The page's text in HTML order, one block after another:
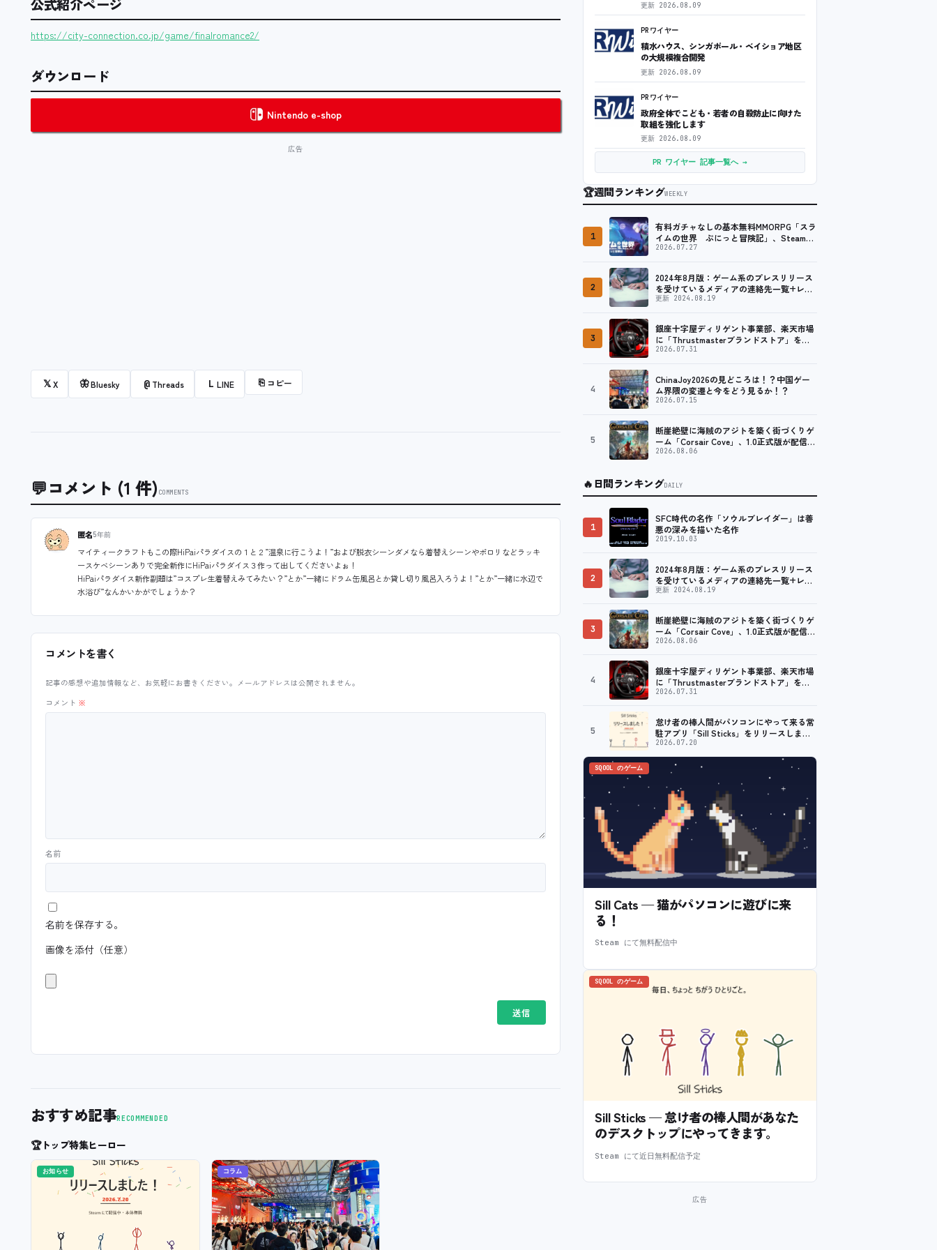
公式紹介ページ
https://city-connection.co.jp/game/finalromance2/
ダウンロード
Nintendo e-shop
𝕏X 🦋Bluesky @ Threads L LINE ⎘ コピー
💬コメント (1 件) COMMENTS
匿名5年前
マイティークラフトもこの際HiPaiパラダイスの１と２”温泉に行こうよ！”および脱衣シーンダメなら着替えシーンやポロリなどラッキ
ースケベシーンありで完全新作にHiPaiパラダイス３作って出してくださいよぉ！
HiPaiパラダイス新作副題は”コスプレ生着替えみてみたい？”とか”一緒にドラム缶風呂とか貸し切り風呂入ろうよ！”とか”一緒に水辺で
水浴び”なんかいかがでしょうか？
コメントを書く
記事の感想や追加情報など、お気軽にお書きください。メールアドレスは公開されません。
コメント ※
名前
名前を保存する。
画像を添付（任意）
おすすめ記事RECOMMENDED
🏆トップ特集ヒーロー
お知らせ コラム
更新 2026.08.09
PRワイヤー
積水ハウス、シンガポール・ベイショア地区
の大規模複合開発
更新 2026.08.09
PRワイヤー
政府全体でこども・若者の自殺防止に向けた
取組を強化します
更新 2026.08.09
PR ワイヤー 記事一覧へ →
🏆週間ランキングWEEKLY
1
有料ガチャなしの基本無料MMORPG「スラ
イムの世界 ぷにっと冒険記」、Steam向
けの無料体験版が8月末に配信決定
2026.07.27
2
2024年8月版：ゲーム系のプレスリリース
を受けているメディアの連絡先一覧+レビ
ュー依頼先一覧
更新 2024.08.19
3
銀座十字屋ディリゲント事業部、楽天市場
に「Thrustmasterブランドストア」をオ
ープン。記念キャンペーンでポイントアッ
2026.07.31
4
ChinaJoy2026の見どころは！？中国ゲー
ム界隈の変遷と今をどう見るか！？
2026.07.15
5
断崖絶壁に海賊のアジトを築く街づくりゲ
ーム「Corsair Cove」、1.0正式版が配信開
始！
2026.08.06
🔥日間ランキングDAILY
1
SFC時代の名作「ソウルブレイダー」は善
悪の深みを描いた名作
2019.10.03
2
2024年8月版：ゲーム系のプレスリリース
を受けているメディアの連絡先一覧+レビ
ュー依頼先一覧
更新 2024.08.19
3
断崖絶壁に海賊のアジトを築く街づくりゲ
ーム「Corsair Cove」、1.0正式版が配信開
始！
2026.08.06
4
銀座十字屋ディリゲント事業部、楽天市場
に「Thrustmasterブランドストア」をオ
ープン。記念キャンペーンでポイントアッ
2026.07.31
5
怠け者の棒人間がパソコンにやって来る常
駐アプリ「Sill Sticks」をリリースしまし
た！
2026.07.20
SQOOL のゲーム
Sill Cats — 猫がパソコンに遊びに来
る！
Steam にて無料配信中
SQOOL のゲーム
Sill Sticks — 怠け者の棒人間があなた
のデスクトップにやってきます。
Steam にて近日無料配信予定